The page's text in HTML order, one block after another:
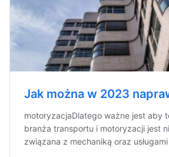
Jak można w 2023
motoryzacjaDlatego ważne jest aby
branża transportu i motoryzacji jest
związana z mechaniką oraz